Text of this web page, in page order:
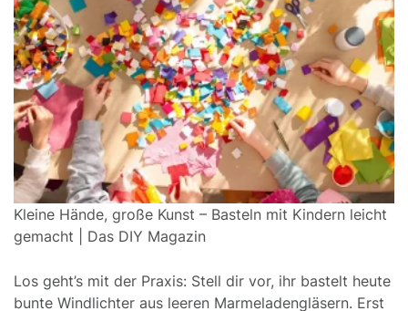
Kleine Hände, große Kunst – Basteln mit Kindern leicht
gemacht | Das DIY Magazin
Los geht’s mit der Praxis: Stell dir vor, ihr bastelt heute
bunte Windlichter aus leeren Marmeladengläsern. Erst